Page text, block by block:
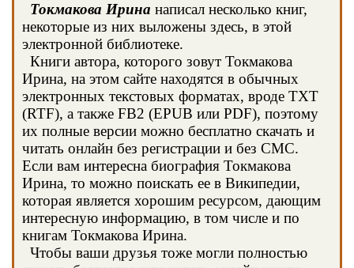
Токмакова Ирина написал несколько книг,
некоторые из них выложены здесь, в этой
электронной библиотеке.
Книги автора, которого зовут Токмакова
Ирина, на этом сайте находятся в обычных
электронных текстовых форматах, вроде TXT
(RTF), а также FB2 (EPUB или PDF), поэтому
их полные версии можно бесплатно скачать и
читать онлайн без регистрации и без СМС.
Если вам интересна биография Токмакова
Ирина, то можно поискать ее в Википедии,
которая является хорошим ресурсом, дающим
интересную информацию, в том числе и по
книгам Токмакова Ирина.
Чтобы ваши друзья тоже могли полностью